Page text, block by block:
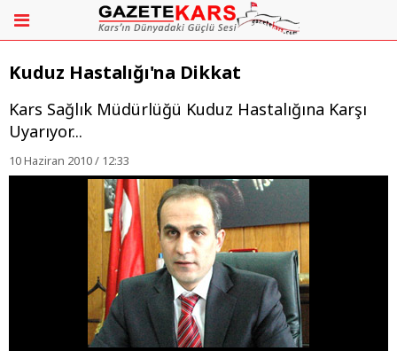
Kuduz Hastalığı'na Dikkat
Kars Sağlık Müdürlüğü Kuduz Hastalığına Karşı
Uyarıyor...
10 Haziran 2010 / 12:33